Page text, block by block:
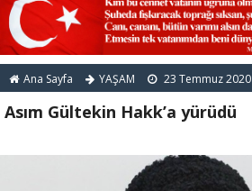
Ana Sayfa YAŞAM 23 Temmuz 2020
Asım Gültekin Hakk’a yürüdü